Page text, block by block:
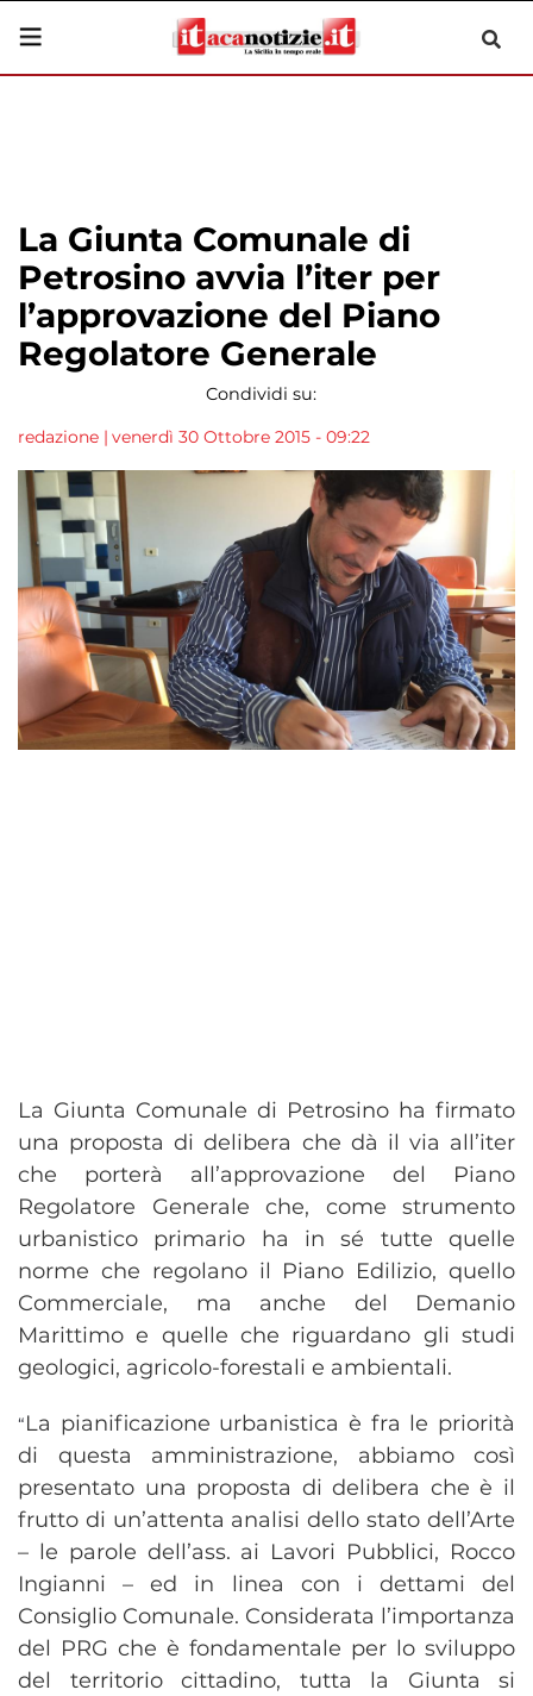
La Giunta Comunale di
Petrosino avvia l’iter per
l’approvazione del Piano
Regolatore Generale
Condividi su:
redazione | venerdì 30 Ottobre 2015 - 09:22
La Giunta Comunale di Petrosino ha firmato
una proposta di delibera che dà il via all’iter
che porterà all’approvazione del Piano
Regolatore Generale che, come strumento
urbanistico primario ha in sé tutte quelle
norme che regolano il Piano Edilizio, quello
Commerciale, ma anche del Demanio
Marittimo e quelle che riguardano gli studi
geologici, agricolo-forestali e ambientali.
“La pianificazione urbanistica è fra le priorità
di questa amministrazione, abbiamo così
presentato una proposta di delibera che è il
frutto di un’attenta analisi dello stato dell’Arte
– le parole dell’ass. ai Lavori Pubblici, Rocco
Ingianni – ed in linea con i dettami del
Consiglio Comunale. Considerata l’importanza
del PRG che è fondamentale per lo sviluppo
del territorio cittadino, tutta la Giunta si